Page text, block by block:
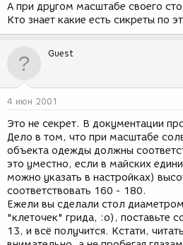
А при другом масштабе своего
Кто знает какие есть сикреты по
Guest
4 июн 2001
Это не секрет. В документации
Дело в том, что при масштабе
объекта одежды должны
это уместно, если в майских
можно указать в настройках)
соответствовать 160 - 180.
Ежели вы сделали стол
"клеточек" грида, :о), поставьте
13, и всё получится. Кстати,